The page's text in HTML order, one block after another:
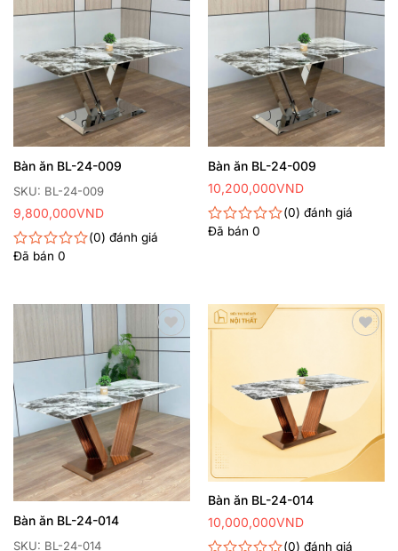
thích
SKU: BL-24-009
Bàn ăn BL-24-009
Được
0
0
đánh giá
Đã bán 0
9,800,000VND
thích
Bàn ăn BL-24-009
Được
sao
0
đánh giá
Đã bán 0
10,200,000VND
Thêm
SKU: BL-24-014
Bàn ăn BL-24-014
Bàn ăn BL-24-014
0
đánh giá
10,000,000VND